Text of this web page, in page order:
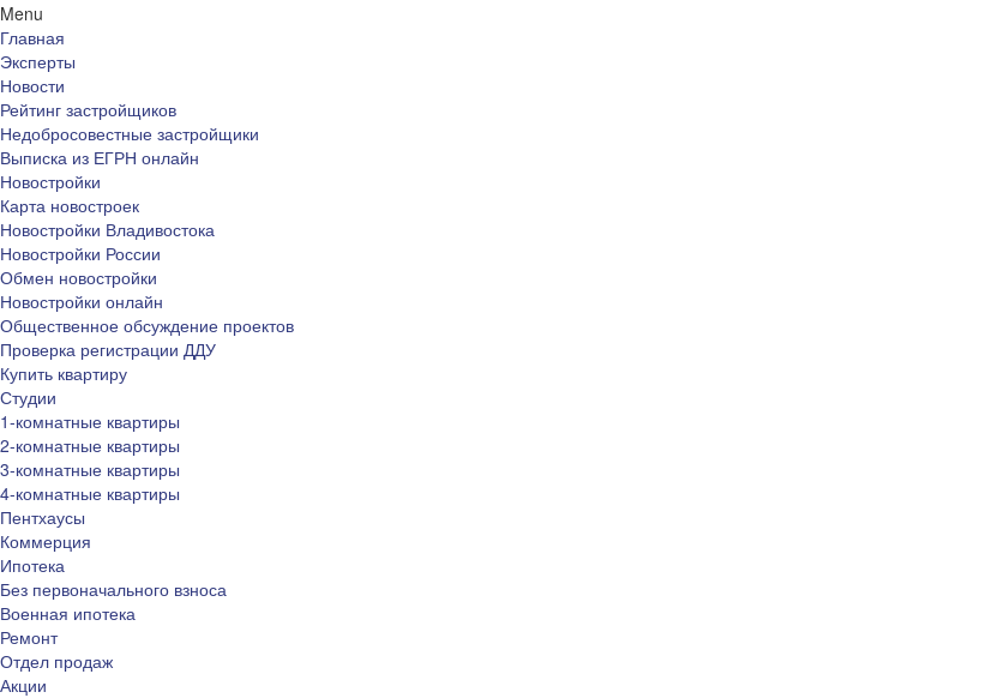
Menu
Главная
Эксперты
Новости
Рейтинг застройщиков
Недобросовестные застройщики
Выписка из ЕГРН онлайн
Новостройки
Карта новостроек
Новостройки Владивостока
Новостройки России
Обмен новостройки
Новостройки онлайн
Общественное обсуждение проектов
Проверка регистрации ДДУ
Купить квартиру
Студии
1-комнатные квартиры
2-комнатные квартиры
3-комнатные квартиры
4-комнатные квартиры
Пентхаусы
Коммерция
Ипотека
Без первоначального взноса
Военная ипотека
Ремонт
Отдел продаж
Акции